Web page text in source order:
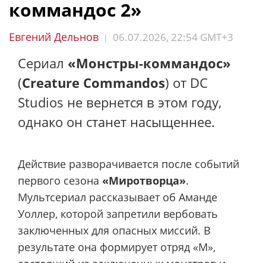
коммандос 2»
Евгений Дельнов | 06.07.2026, 22:54 GMT+3
Сериал «Монстры-коммандос»
(Creature Commandos) от DC
Studios не вернется в этом году,
однако он станет насыщеннее.
Действие разворачивается после событий
первого сезона «Миротворца».
Мультсериал рассказывает об Аманде
Уоллер, которой запретили вербовать
заключенных для опасных миссий. В
результате она формирует отряд «М»,